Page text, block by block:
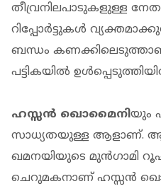
തീവ്രനിലപാടുകളുള്ള
റിപ്പോര്‍ട്ടുകള്‍
ബന്ധം
പട്ടികയില്‍
ഹസ്സന്‍ ഖൊമൈനിയും
സാധ്യതയുള്ള ആളാണ്.
ഖമനയിയുടെ മുന്‍ഗാമി
ചെറുമകനാണ് ഹസ്സന്‍